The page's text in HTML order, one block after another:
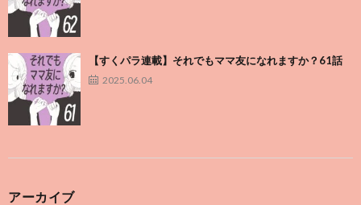
【すくパラ連載】それでもママ友になれますか？61話
2025.06.04
アーカイブ